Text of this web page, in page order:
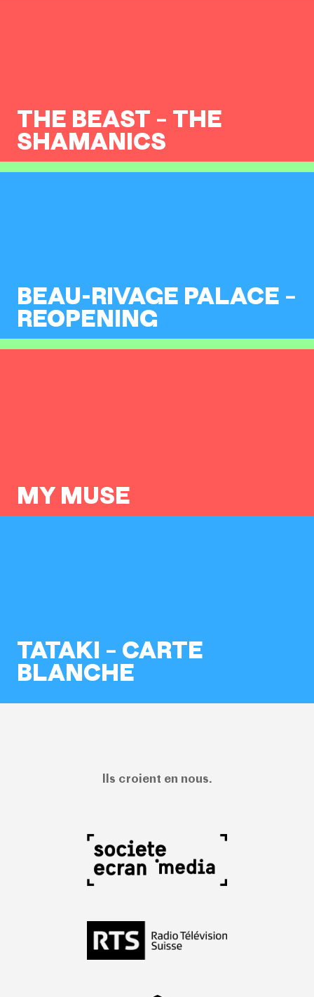
THE BEAST – THE
SHAMANICS
BEAU-RIVAGE PALACE –
REOPENING
MY MUSE
TATAKI – CARTE
BLANCHE
Ils croient en nous.